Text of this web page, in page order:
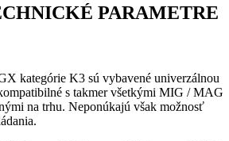
PARAMETRE
kategórie K3 sú vybavené univerzálnou
s takmer všetkými MIG / MAG
na trhu. Neponúkajú však možnosť